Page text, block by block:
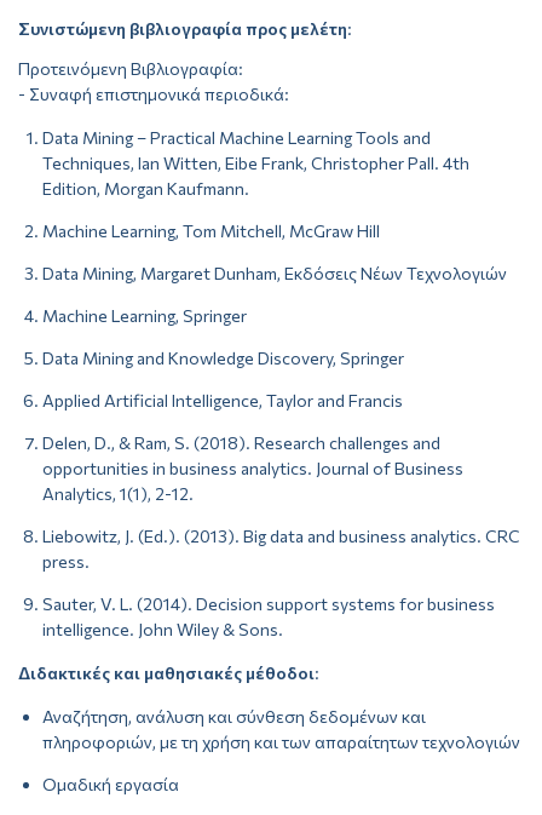
Συνιστώμενη βιβλιογραφία προς μελέτη:
Προτεινόμενη Βιβλιογραφία:
- Συναφή επιστημονικά περιοδικά:
Data Mining – Practical Machine Learning Tools and
Techniques, Ian Witten, Eibe Frank, Christopher Pall. 4th
Edition, Morgan Kaufmann.
Machine Learning, Tom Mitchell, McGraw Hill
Data Mining, Margaret Dunham, Eκδόσεις Νέων Τεχνολογιών
Machine Learning, Springer
Data Mining and Knowledge Discovery, Springer
Applied Artificial Intelligence, Taylor and Francis
Delen, D., & Ram, S. (2018). Research challenges and
opportunities in business analytics. Journal of Business
Analytics, 1(1), 2-12.
Liebowitz, J. (Ed.). (2013). Big data and business analytics. CRC
press.
Sauter, V. L. (2014). Decision support systems for business
intelligence. John Wiley & Sons.
Διδακτικές και μαθησιακές μέθοδοι:
Αναζήτηση, ανάλυση και σύνθεση δεδομένων και
πληροφοριών, με τη χρήση και των απαραίτητων τεχνολογιών
Ομαδική εργασία